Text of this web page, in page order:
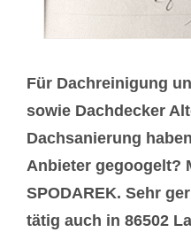
Für Dachreinigung
sowie Dachdecker
Dachsanierung
Anbieter gegoogelt?
SPODAREK. Sehr
tätig auch in 86502